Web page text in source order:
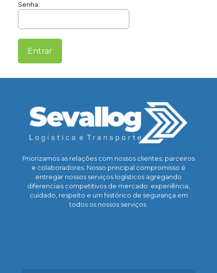
Senha:
Priorizamos as relações com nossos clientes, parceiros
e colaboradores. Nosso principal compromisso é
entregar nossos serviços logísticos agregando
diferenciais competitivos de mercado: experiência,
cuidado, respeito e um histórico de segurança em
todos os nossos serviços.